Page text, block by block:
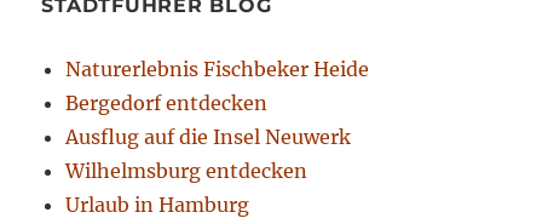
STADTFÜHRER BLOG
Naturerlebnis Fischbeker Heide
Bergedorf entdecken
Ausflug auf die Insel Neuwerk
Wilhelmsburg entdecken
Urlaub in Hamburg